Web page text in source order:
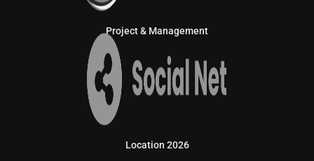
Project & Management
Location 2026